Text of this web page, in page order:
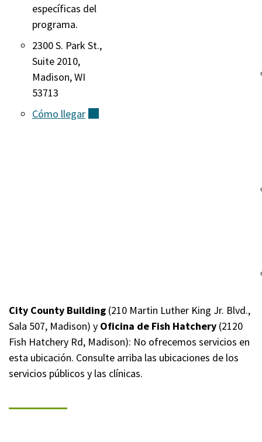
específicas del
programa.
2300 S. Park St.,
Suite 2010,
Madison, WI
53713
Cómo llegar
City County Building (210 Martin Luther King Jr. Blvd.,
Sala 507, Madison) y Oficina de Fish Hatchery (2120
Fish Hatchery Rd, Madison): No ofrecemos servicios en
esta ubicación. Consulte arriba las ubicaciones de los
servicios públicos y las clínicas.